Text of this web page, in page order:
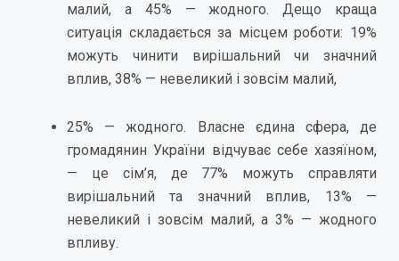
малий, а 45% — жодного. Дещо краща
ситуація складається за місцем роботи: 19%
можуть чинити вирішальний чи значний
вплив, 38% — невеликий і зовсім малий,
25% — жодного. Власне єдина сфера, де
громадянин України відчуває себе хазяїном,
— це сім’я, де 77% можуть справляти
вирішальний та значний вплив, 13% —
невеликий і зовсім малий, а 3% — жодного
впливу.